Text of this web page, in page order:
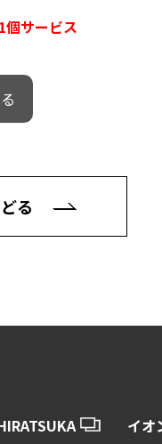
個サービス
る
イオ